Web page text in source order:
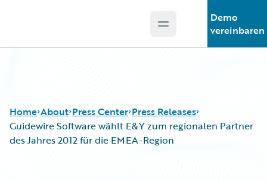
Open main menu
Demo
vereinbaren
Home About Press Center Press Releases
Guidewire Software wählt E&Y zum regionalen Partner
des Jahres 2012 für die EMEA-Region